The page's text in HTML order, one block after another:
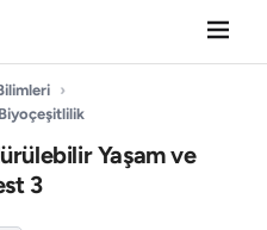
›
Biyoçeşitlilik
Yaşam ve
3